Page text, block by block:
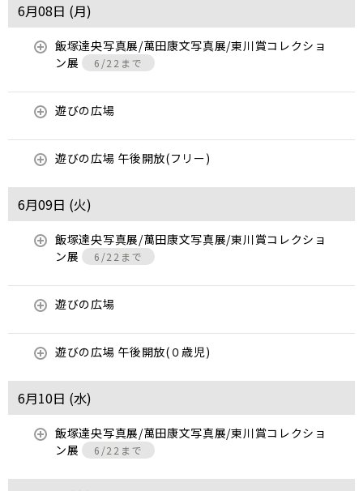
6月08日 (月)
飯塚達央写真展/萬田康文写真展/東川賞コレクショ
ン展
6/22まで
遊びの広場
遊びの広場 午後開放(フリー)
6月09日 (火)
飯塚達央写真展/萬田康文写真展/東川賞コレクショ
ン展
6/22まで
遊びの広場
遊びの広場 午後開放(０歳児)
6月10日 (水)
飯塚達央写真展/萬田康文写真展/東川賞コレクショ
ン展
6/22まで